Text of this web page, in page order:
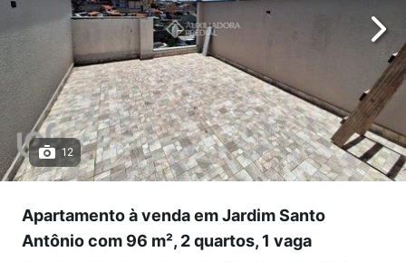
12
Apartamento à venda em Jardim Santo
Antônio com 96 m², 2 quartos, 1 vaga